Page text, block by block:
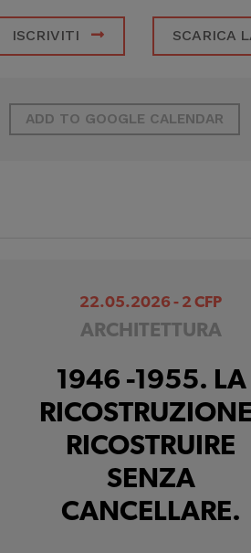
ISCRIVITI SCARICA
ADD TO GOOGLE CALENDAR
22.05.2026 - 2 CFP
ARCHITETTURA
1946 -1955. LA
RICOSTRUIRE
SENZA
CANCELLARE.